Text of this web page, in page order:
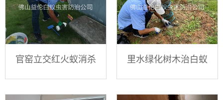
官窑立交红火蚁消杀 里水绿化树木治白蚁